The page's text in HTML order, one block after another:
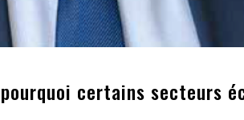
certains secteurs